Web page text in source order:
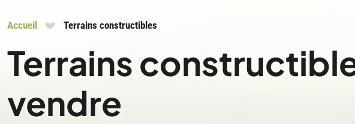
Accueil Terrains constructibles
Terrains
vendre